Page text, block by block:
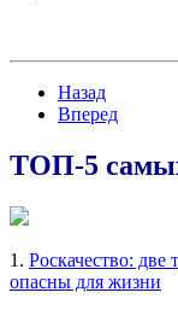
Назад
Вперед
ТОП-5
1. Роскачество: две
опасны для жизни